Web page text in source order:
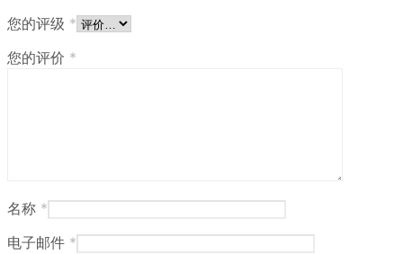
您的评级 *
您的评价 *
名称 *
电子邮件 *